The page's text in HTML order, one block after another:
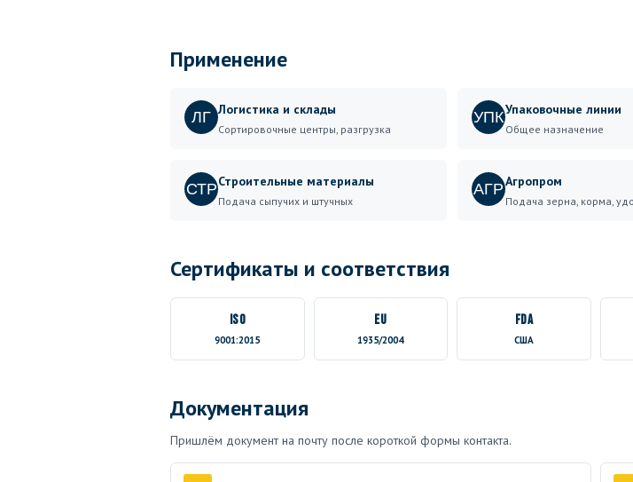
Применение
ЛГ Логистика и склады
Сортировочные центры, разгрузка
УПКУпаковочные линии
Общее назначение
СТРСтроительные материалы
Подача сыпучих и штучных
АГРАгропром
Подача зерна, корма,
Сертификаты и соответствия
ISO
9001:2015
EU
1935/2004
FDA
США
Документация
Пришлём документ на почту после короткой формы контакта.